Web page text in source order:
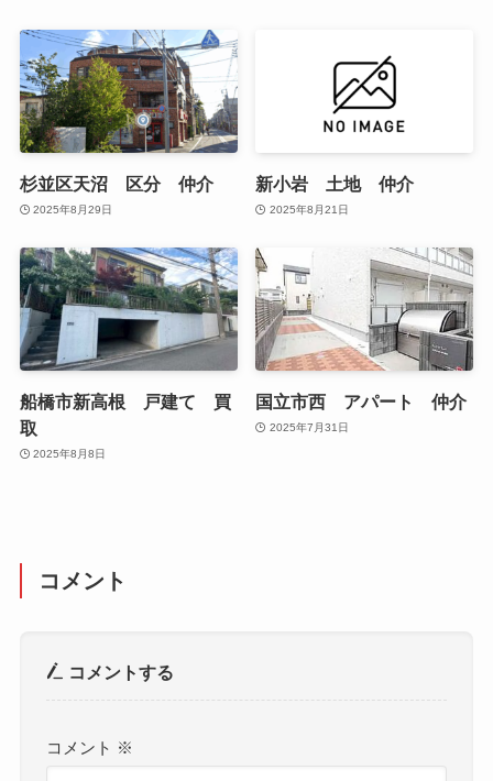
杉並区天沼 区分 仲介
2025年8月29日
新小岩 土地 仲介
2025年8月21日
船橋市新高根 戸建て 買
取
2025年8月8日
国立市西 アパート 仲介
2025年7月31日
コメント
コメントする
コメント ※